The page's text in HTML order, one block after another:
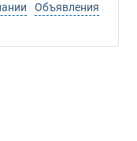
Объявления